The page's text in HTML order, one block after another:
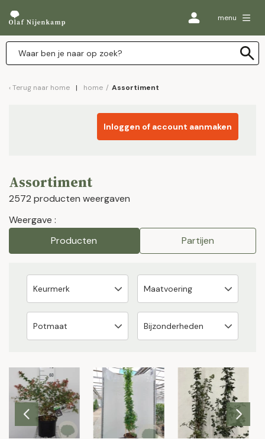
menu
Terug naar home home / Assortiment
Inloggen of account aanmaken
Assortiment
2572 producten weergaven
Weergave :
Producten
Partijen